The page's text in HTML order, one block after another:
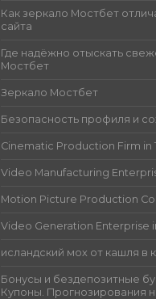
Как зеркало Мостбет
сайта
Где надёжно отыскать
Мостбет
Зеркало Мостбет
Безопасность профиля и
Cinematic Production Firm in
Video Manufacturing
Motion Picture Production
Video Generation Enterprise
исландский мох от кашля в
Бонусы и бездепозитные
Купоны. Прогнозирования